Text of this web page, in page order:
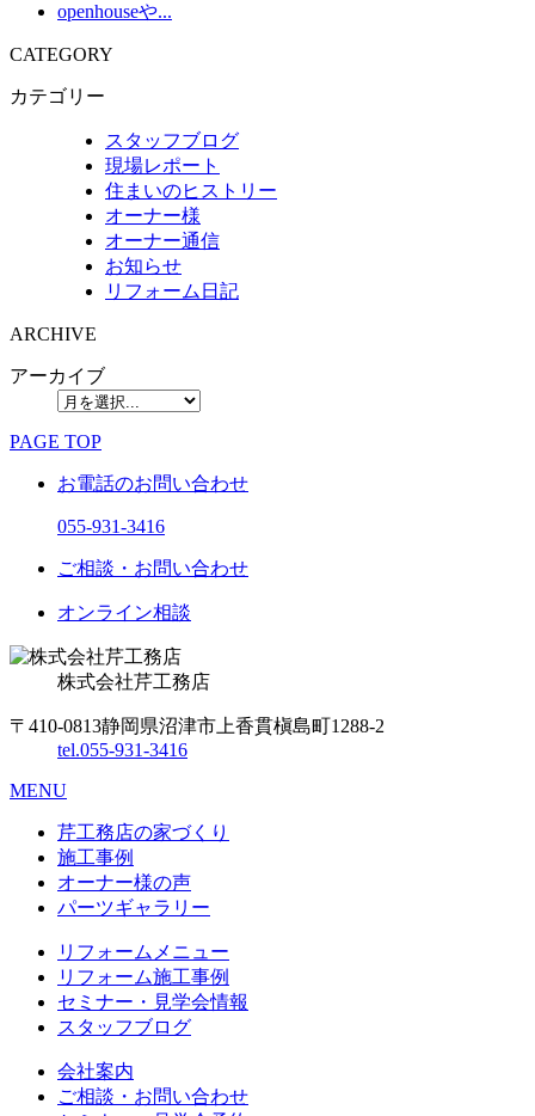
openhouseや...
CATEGORY
カテゴリー
スタッフブログ
現場レポート
住まいのヒストリー
オーナー様
オーナー通信
お知らせ
リフォーム日記
ARCHIVE
アーカイブ
PAGE TOP
お電話のお問い合わせ
055-931-3416
ご相談・お問い合わせ
オンライン相談
株式会社芹工務店
〒410-0813静岡県沼津市上香貫槇島町1288-2
tel.055-931-3416
MENU
芹工務店の家づくり
施工事例
オーナー様の声
パーツギャラリー
リフォームメニュー
リフォーム施工事例
セミナー・見学会情報
スタッフブログ
会社案内
ご相談・お問い合わせ